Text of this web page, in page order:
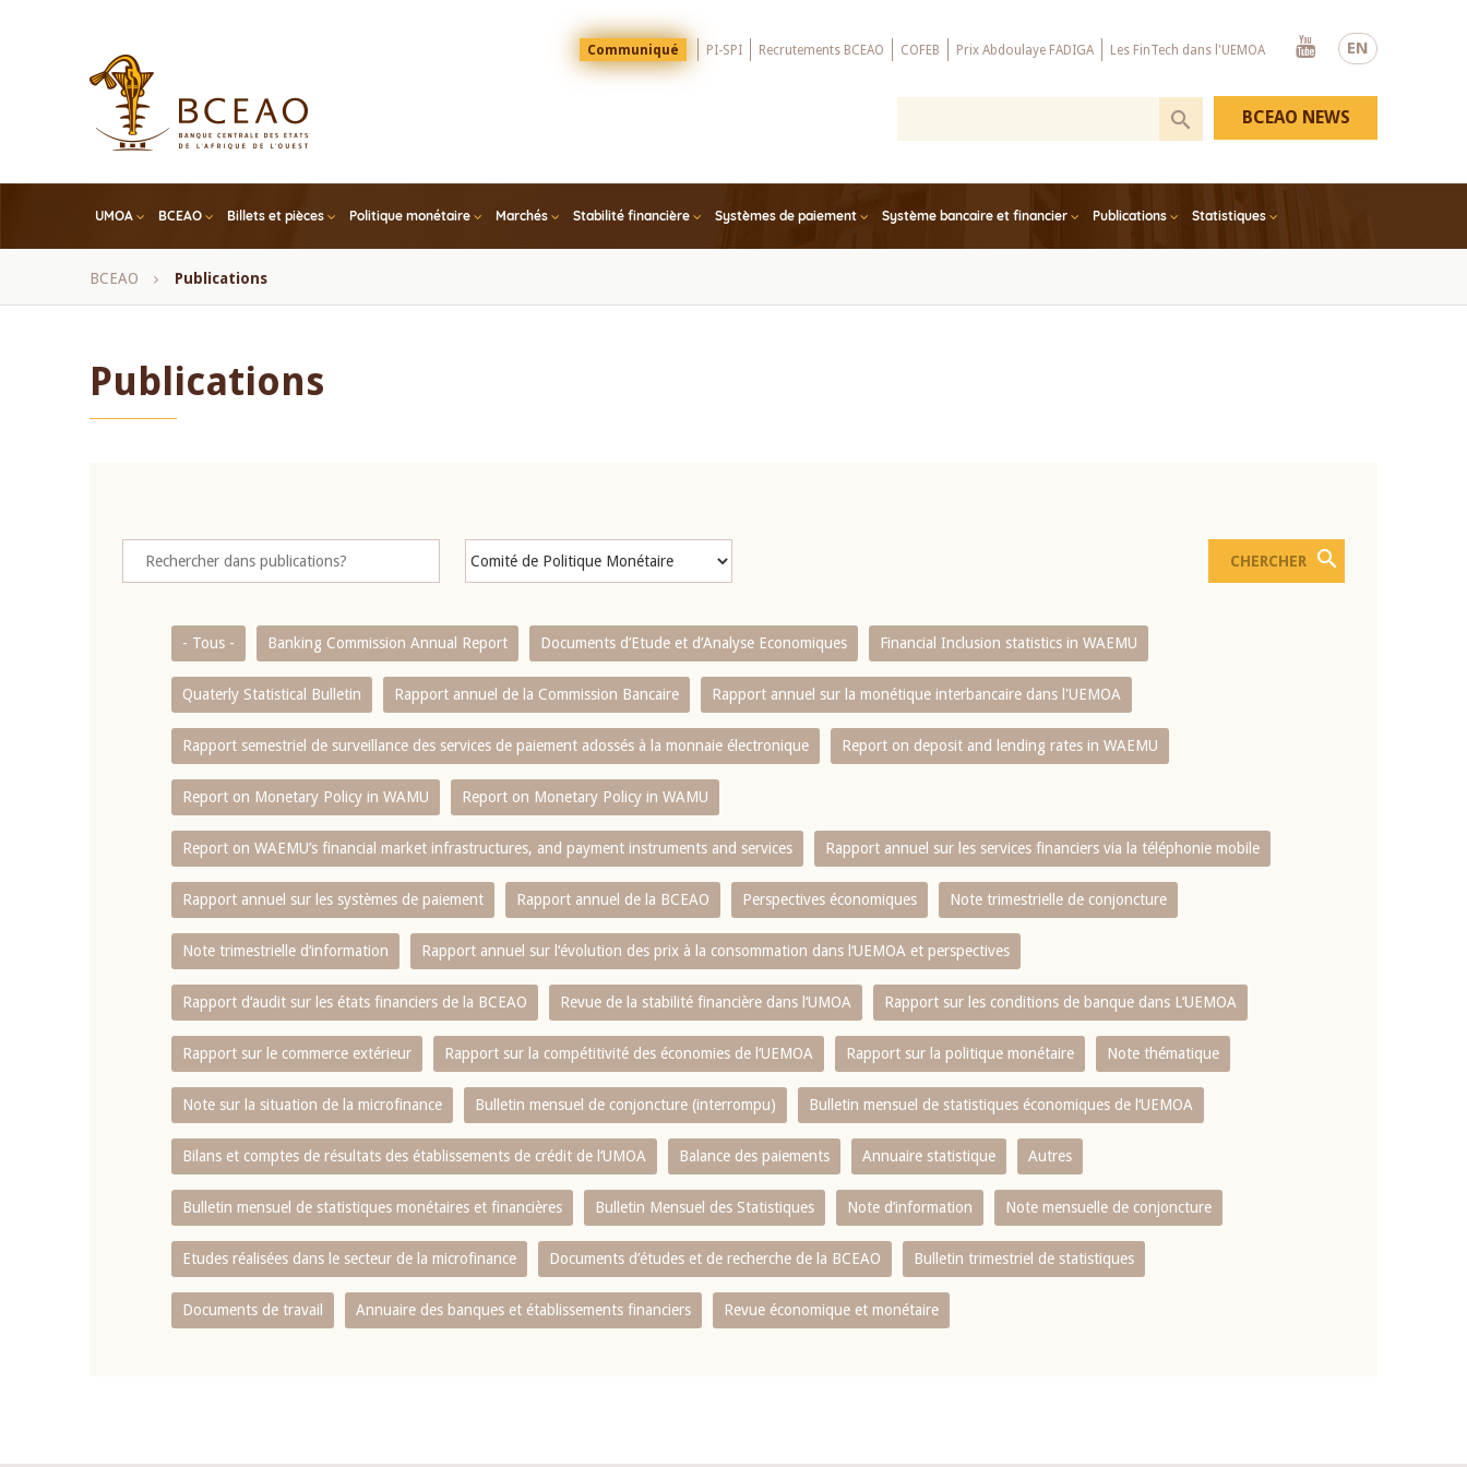
EN
Menu
Top
Communiqué PI-SPI Recrutements BCEAO COFEB Prix Abdoulaye FADIGA Les FinTech dans l'UEMOA
Youtube
UMOA BCEAO Billets et pièces Politique monétaire Marchés Stabilité financière Systèmes de paiement Système bancaire et financier Publications Statistiques
BCEAO NEWS
Fil
BCEAO Publications
Publications
- Tous - Banking Commission Annual Report Documents d’Etude et d’Analyse Economiques Financial Inclusion statistics in WAEMU
Quaterly Statistical Bulletin Rapport annuel de la Commission Bancaire Rapport annuel sur la monétique interbancaire dans l'UEMOA
Rapport semestriel de surveillance des services de paiement adossés à la monnaie électronique Report on deposit and lending rates in WAEMU
Report on Monetary Policy in WAMU Report on Monetary Policy in WAMU
Report on WAEMU’s financial market infrastructures, and payment instruments and services Rapport annuel sur les services financiers via la téléphonie mobile
Rapport annuel sur les systèmes de paiement Rapport annuel de la BCEAO Perspectives économiques Note trimestrielle de conjoncture
Note trimestrielle d‘information Rapport annuel sur l‘évolution des prix à la consommation dans l‘UEMOA et perspectives
Rapport d‘audit sur les états financiers de la BCEAO Revue de la stabilité financière dans l‘UMOA Rapport sur les conditions de banque dans L‘UEMOA
Rapport sur le commerce extérieur Rapport sur la compétitivité des économies de l‘UEMOA Rapport sur la politique monétaire Note thématique
Note sur la situation de la microfinance Bulletin mensuel de conjoncture (interrompu) Bulletin mensuel de statistiques économiques de l‘UEMOA
Bilans et comptes de résultats des établissements de crédit de l‘UMOA Balance des paiements Annuaire statistique Autres
Bulletin mensuel de statistiques monétaires et financières Bulletin Mensuel des Statistiques Note d’information Note mensuelle de conjoncture
Etudes réalisées dans le secteur de la microfinance Documents d’études et de recherche de la BCEAO Bulletin trimestriel de statistiques
Documents de travail Annuaire des banques et établissements financiers Revue économique et monétaire